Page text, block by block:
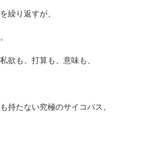
繰り返すが、
欲も、打算も、意味も、
持たない究極のサイコパス。